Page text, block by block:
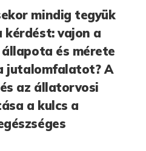
mindig tegyük
kérdést: vajon a
és mérete
jutalomfalatot? A
az állatorvosi
a kulcs a